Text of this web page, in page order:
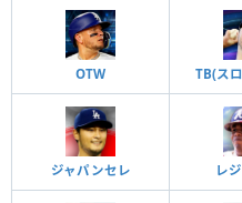
OTW TB(ス
ジャパンセレ レ